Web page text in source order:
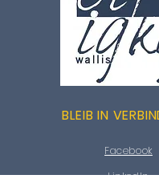
BLEIB IN
Facebook
LinkedIn